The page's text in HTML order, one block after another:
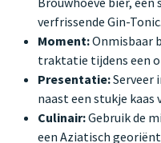
verfrissende Gin-Tonic.
Moment:Onmisbaar
traktatie tijdens een
Presentatie:Serveer
naast een stukje
Culinair:Gebruik de
een Aziatisch